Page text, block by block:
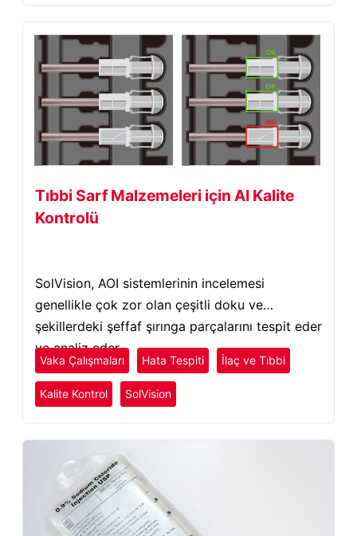
Tıbbi Sarf Malzemeleri için AI Kalite
Kontrolü
SolVision, AOI sistemlerinin incelemesi
genellikle çok zor olan çeşitli doku ve
şekillerdeki şeffaf şırınga parçalarını tespit eder
ve analiz eder.
Vaka Çalışmaları Hata Tespiti İlaç ve Tıbbi
Kalite Kontrol SolVision